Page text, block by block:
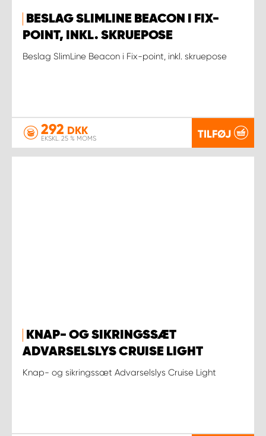
BESLAG SLIMLINE BEACON I FIX-
POINT, INKL. SKRUEPOSE
Beslag SlimLine Beacon i Fix-point, inkl. skruepose
292 DKK
EKSKL. 25 % MOMS TILFØJ
KNAP- OG SIKRINGSSÆT
ADVARSELSLYS CRUISE LIGHT
Knap- og sikringssæt Advarselslys Cruise Light